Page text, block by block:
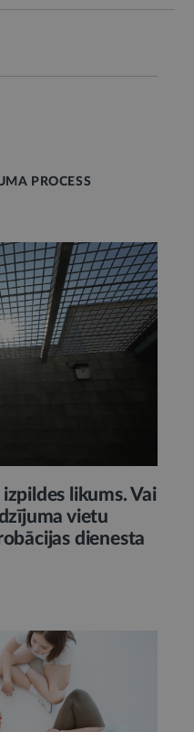
PROCESS
likums. Vai
vietu
dienesta